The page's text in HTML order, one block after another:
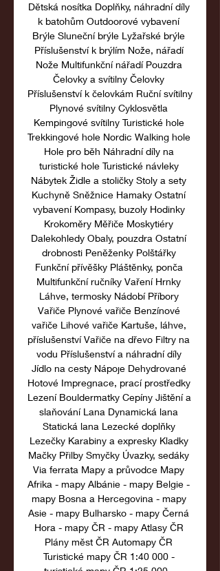
Dětská nosítka Doplňky, náhradní díly
k batohům Outdoorové vybavení
Brýle Sluneční brýle Lyžařské brýle
Příslušenství k brýlím Nože, nářadí
Nože Multifunkční nářadí Pouzdra
Čelovky a svítilny Čelovky
Příslušenství k čelovkám Ruční svítilny
Plynové svítilny Cyklosvětla
Kempingové svítilny Turistické hole
Trekkingové hole Nordic Walking hole
Hole pro běh Náhradní díly na
turistické hole Turistické návleky
Nábytek Židle a stoličky Stoly a sety
Kuchyně Sněžnice Hamaky Ostatní
vybavení Kompasy, buzoly Hodinky
Krokoměry Měřiče Moskytiéry
Dalekohledy Obaly, pouzdra Ostatní
drobnosti Peněženky Polštářky
Funkční přívěšky Pláštěnky, ponča
Multifunkční ručníky Vaření Hrnky
Láhve, termosky Nádobí Příbory
Vařiče Plynové vařiče Benzínové
vařiče Lihové vařiče Kartuše, láhve,
příslušenství Vařiče na dřevo Filtry na
vodu Příslušenství a náhradní díly
Jídlo na cesty Nápoje Dehydrované
Hotové Impregnace, prací prostředky
Lezení Bouldermatky Cepíny Jištění a
slaňování Lana Dynamická lana
Statická lana Lezecké doplňky
Lezečky Karabiny a expresky Kladky
Mačky Přilby Smyčky Úvazky, sedáky
Via ferrata Mapy a průvodce Mapy
Afrika - mapy Albánie - mapy Belgie -
mapy Bosna a Hercegovina - mapy
Asie - mapy Bulharsko - mapy Černá
Hora - mapy ČR - mapy Atlasy ČR
Plány měst ČR Automapy ČR
Turistické mapy ČR 1:40 000 -